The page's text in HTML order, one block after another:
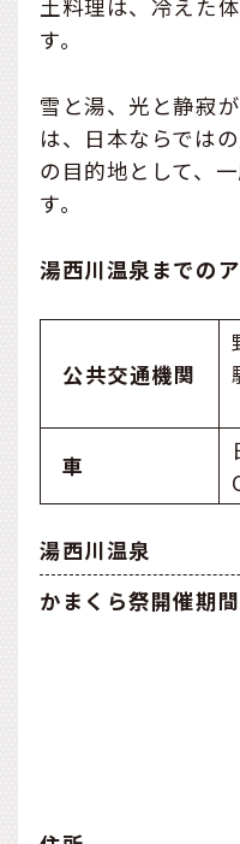
土料理は、冷えた
す。
雪と湯、光と静寂
は、日本ならでは
の目的地として、
す。
湯西川温泉までの
公共交通機関
車
湯西川温泉
かまくら祭開催期間